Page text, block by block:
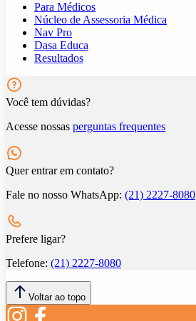
Para Médicos
Núcleo de Assessoria Médica
Nav Pro
Dasa Educa
Resultados
Você tem dúvidas?
Acesse nossas perguntas frequentes
Quer entrar em contato?
Fale no nosso WhatsApp: (21) 2227-8080
Prefere ligar?
Telefone: (21) 2227-8080
Voltar ao topo